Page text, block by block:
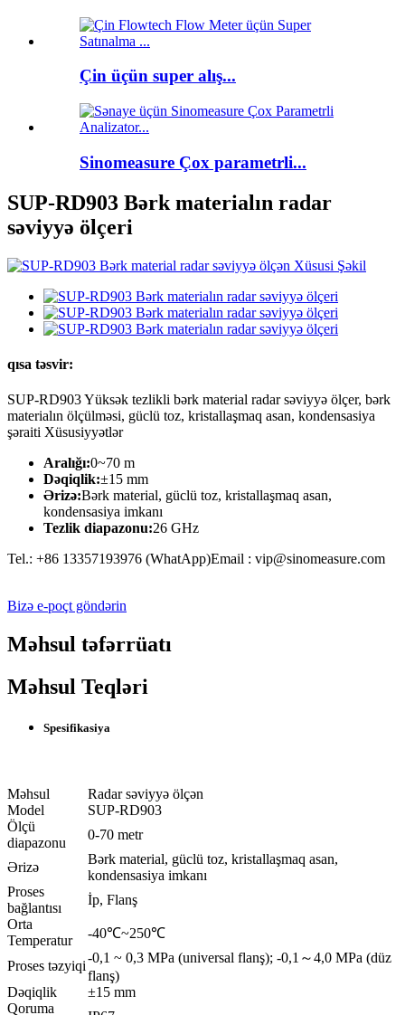
Çin üçün super alış...
Sinomeasure Çox parametrli...
SUP-RD903 Bərk materialın radar
səviyyə ölçeri
qısa təsvir:
SUP-RD903 Yüksək tezlikli bərk material radar səviyyə ölçer, bərk
materialın ölçülməsi, güclü toz, kristallaşmaq asan, kondensasiya
şəraiti Xüsusiyyətlər
Aralığı:0~70 m
Dəqiqlik:±15 mm
Ərizə:Bərk material, güclü toz, kristallaşmaq asan,
kondensasiya imkanı
Tezlik diapazonu:26 GHz
Tel.: +86 13357193976 (WhatApp)Email : vip@sinomeasure.com
Bizə e-poçt göndərin
Məhsul təfərrüatı
Məhsul Teqləri
Spesifikasiya
Məhsul
Radar səviyyə ölçən
Model
SUP-RD903
Ölçü
diapazonu
0-70 metr
Ərizə
Bərk material, güclü toz, kristallaşmaq asan,
kondensasiya imkanı
Proses
bağlantısı
İp, Flanş
Orta
Temperatur
-40℃~250℃
Proses təzyiqi
-0,1 ~ 0,3 MPa (universal flanş); -0,1～4,0 MPa (düz
flanş)
Dəqiqlik
±15 mm
Qoruma